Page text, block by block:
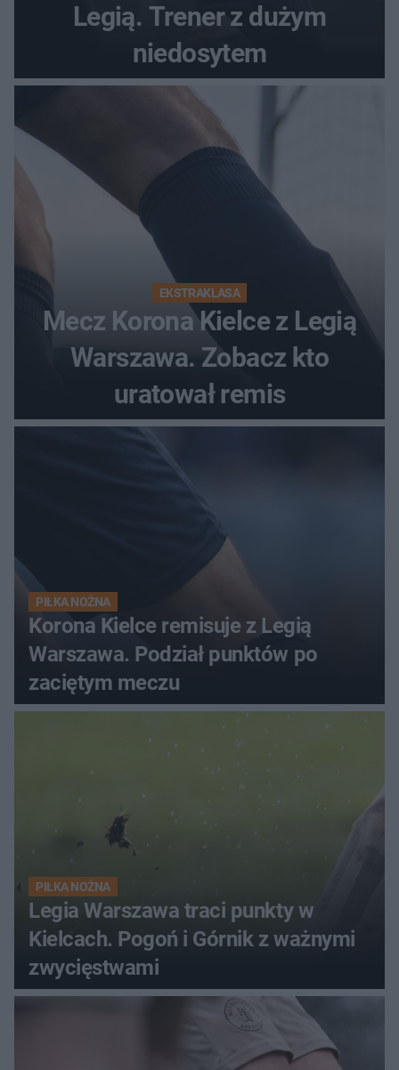
Legią. Trener z dużym
niedosytem
EKSTRAKLASA
Mecz Korona Kielce z Legią
Warszawa. Zobacz kto
uratował remis
PIŁKA NOŻNA
Korona Kielce remisuje z Legią
Warszawa. Podział punktów po
zaciętym meczu
PIŁKA NOŻNA
Legia Warszawa traci punkty w
Kielcach. Pogoń i Górnik z ważnymi
zwycięstwami